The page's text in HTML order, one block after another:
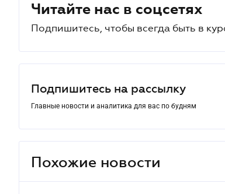
Читайте нас в соцсетях
Подпишитесь, чтобы всегда быть в
Подпишитесь на рассылку
Главные новости и аналитика для вас по будням
Похожие новости